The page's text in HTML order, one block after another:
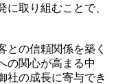
取り組むことで、
との信頼関係を築く
の関心が高まる中
社の成長に寄与でき